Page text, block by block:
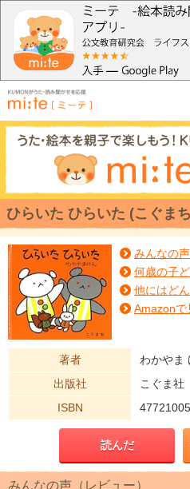
ひらいた ひらいた (こぐま
みんなの
何歳の子
他にはど
Amazonで
著者
わかやま
出版社
こぐま社
ISBN
読んだ
みんなの声（レビュー）